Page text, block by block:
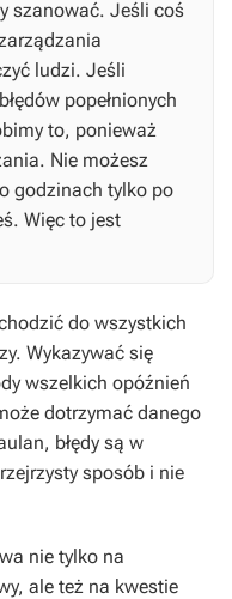
szanować. Jeśli coś
ludzi. Jeśli
popełnionych
to, ponieważ
Nie możesz
godzinach tylko po
Więc to jest
do wszystkich
Wykazywać się
wszelkich opóźnień
dotrzymać danego
błędy są w
sposób i nie
nie tylko na
ale też na kwestie